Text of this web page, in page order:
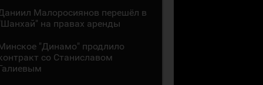
Малоросиянов перешёл в
на правах аренды
"Динамо" продлило
со Станиславом